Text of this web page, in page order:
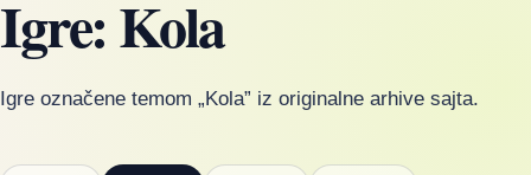
Igre: Kola
Igre označene temom „Kola” iz originalne arhive sajta.